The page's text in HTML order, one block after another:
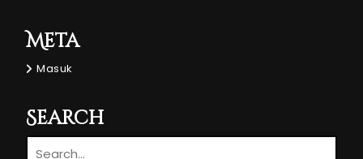
Meta
Masuk
Search